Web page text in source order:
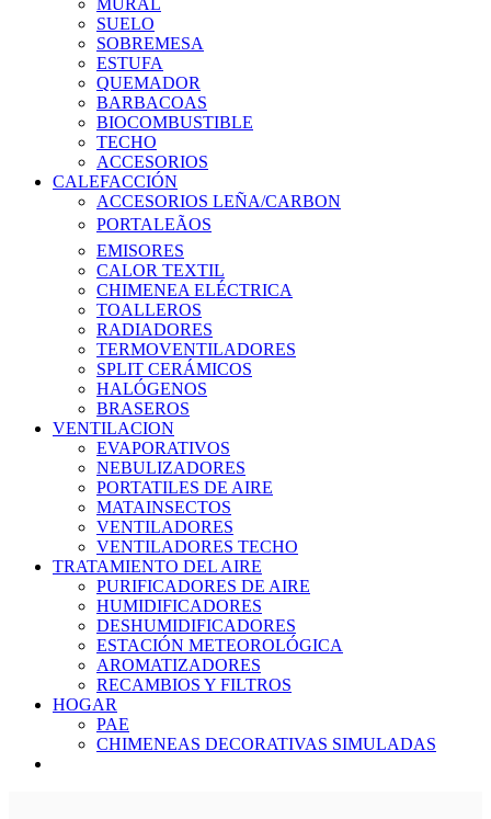
MURAL
SUELO
SOBREMESA
ESTUFA
QUEMADOR
BARBACOAS
BIOCOMBUSTIBLE
TECHO
ACCESORIOS
CALEFACCIÓN
ACCESORIOS LEÑA/CARBON
PORTALEÃOS
EMISORES
CALOR TEXTIL
CHIMENEA ELÉCTRICA
TOALLEROS
RADIADORES
TERMOVENTILADORES
SPLIT CERÁMICOS
HALÓGENOS
BRASEROS
VENTILACION
EVAPORATIVOS
NEBULIZADORES
PORTATILES DE AIRE
MATAINSECTOS
VENTILADORES
VENTILADORES TECHO
TRATAMIENTO DEL AIRE
PURIFICADORES DE AIRE
HUMIDIFICADORES
DESHUMIDIFICADORES
ESTACIÓN METEOROLÓGICA
AROMATIZADORES
RECAMBIOS Y FILTROS
HOGAR
PAE
CHIMENEAS DECORATIVAS SIMULADAS